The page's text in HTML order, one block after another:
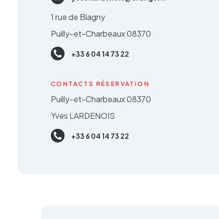
1 rue de Blagny
Puilly-et-Charbeaux 08370
+33 6 04 14 73 22
CONTACTS RÉSERVATION
Puilly-et-Charbeaux 08370
Yves LARDENOIS
+33 6 04 14 73 22